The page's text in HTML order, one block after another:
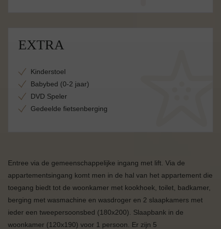
EXTRA
Kinderstoel
Babybed (0-2 jaar)
DVD Speler
Gedeelde fietsenberging
Entree via de gemeenschappelijke ingang met lift. Via de
appartementsingang komt men in de hal van het appartement die
toegang biedt tot de woonkamer met kookhoek, toilet, badkamer,
berging met wasmachine en wasdroger en 2 slaapkamers met
ieder een tweepersoonsbed (180x200). Slaapbank in de
woonkamer (120x190) voor 1 persoon. Er zijn 5